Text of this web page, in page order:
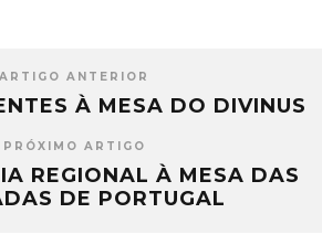
ARTIGO ANTERIOR
À MESA DO DIVINUS
PRÓXIMO ARTIGO
REGIONAL À MESA DAS
DE PORTUGAL